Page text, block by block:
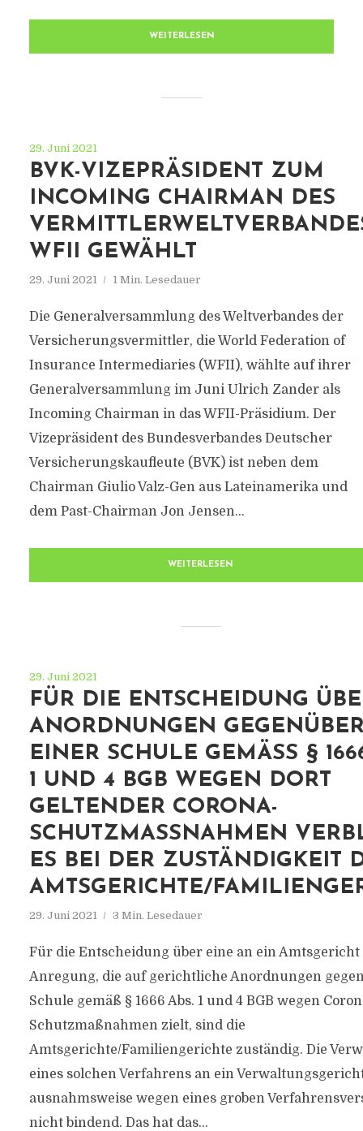
WEITERLESEN
29. Juni 2021
BVK-VIZEPRÄSIDENT ZUM
INCOMING CHAIRMAN DES
WFII GEWÄHLT
29. Juni 2021 1 Min. Lesedauer
Die Generalversammlung des Weltverbandes der
Versicherungsvermittler, die World Federation of
Insurance Intermediaries (WFII), wählte auf ihrer
Generalversammlung im Juni Ulrich Zander als
Incoming Chairman in das WFII-Präsidium. Der
Vizepräsident des Bundesverbandes Deutscher
Versicherungskaufleute (BVK) ist neben dem
Chairman Giulio Valz-Gen aus Lateinamerika und
dem Past-Chairman Jon Jensen...
WEITERLESEN
29. Juni 2021
FÜR DIE ENTSCHEIDUNG
ANORDNUNGEN
EINER SCHULE GEMÄSS § 1666
UND 4 BGB WEGEN DORT G
ELTENDER CORONA-S
CHUTZMASSNAHMEN
BEI DER ZUSTÄNDIGKEIT DER
TSGERICHTE/
29. Juni 2021 3 Min. Lesedauer
Für die Entscheidung über eine an ein
Anregung, die auf gerichtliche Anordnungen
Schule gemäß § 1666 Abs. 1 und 4 BGB wegen
Schutzmaßnahmen zielt, sind die
Amtsgerichte/Familiengerichte zuständig. Die
eines solchen Verfahrens an ein
ausnahmsweise wegen eines groben
nicht bindend. Das hat das...